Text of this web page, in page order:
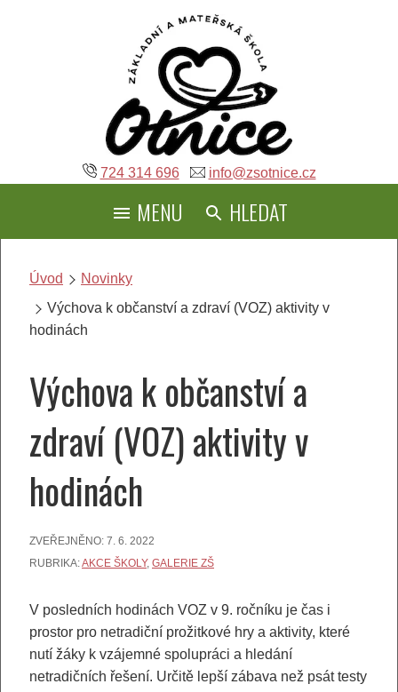
724 314 696 info@zsotnice.cz
MENU HLEDAT
Úvod
Novinky
Výchova k občanství a zdraví (VOZ) aktivity v
hodinách
Výchova k občanství a
zdraví (VOZ) aktivity v
hodinách
ZVEŘEJNĚNO: 7. 6. 2022
RUBRIKA:AKCE ŠKOLY, GALERIE ZŠ
V posledních hodinách VOZ v 9. ročníku je čas i
prostor pro netradiční prožitkové hry a aktivity, které
nutí žáky k vzájemné spolupráci a hledání
netradičních řešení. Určitě lepší zábava než psát testy